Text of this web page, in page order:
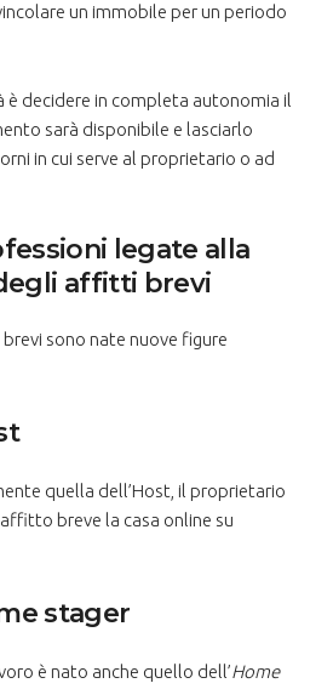
un immobile per un periodo
decidere in completa autonomia il
sarà disponibile e lasciarlo
in cui serve al proprietario o ad
legate alla
affitti brevi
sono nate nuove figure
quella dell’Host, il proprietario
breve la casa online su
stager
è nato anche quello dell’Home